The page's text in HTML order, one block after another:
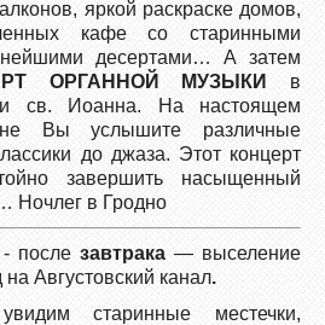
яркой раскраске домов,
кафе со старинными
десертами… А затем
ОРГАННОЙ МУЗЫКИ
в
св. Иоанна. На настоящем
Вы услышите различные
до джаза. Этот концерт
завершить насыщенный
Ночлег в Гродно
- после завтрака — выселение
Августовский канал.
старинные местечки,